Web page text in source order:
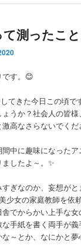
測ったこ
です。😊
てきた今日この頃で
うか？社会人の皆
高なさらないでくだ
中に趣味になった
したよ～。✨
すぎなのか、妄想が
少女の家庭教師を依
でからかい上手な
手紙を書く両手が
～とか、なにかと夢